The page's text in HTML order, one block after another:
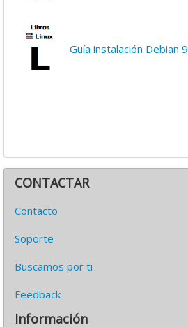
Guía instalación Debian 9
CONTACTAR
Contacto
Soporte
Buscamos por ti
Feedback
Información